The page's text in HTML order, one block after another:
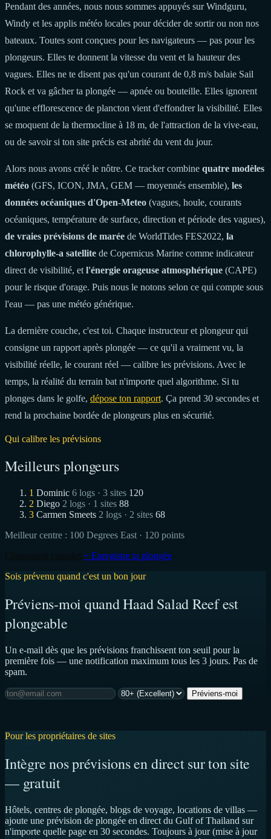
Pendant des années, nous nous sommes appuyés sur Windguru,
Windy et les applis météo locales pour décider de sortir ou non nos
bateaux. Toutes sont conçues pour les navigateurs — pas pour les
plongeurs. Elles te donnent la vitesse du vent et la hauteur des
vagues. Elles ne te disent pas qu'un courant de 0,8 m/s balaie Sail
Rock et va gâcher ta plongée — apnée ou bouteille. Elles ignorent
qu'une efflorescence de plancton vient d'effondrer la visibilité. Elles
se moquent de la thermocline à 18 m, de l'attraction de la vive-eau,
ou de savoir si ton site précis est abrité du vent du jour.
Alors nous avons créé le nôtre. Ce tracker combine quatre modèles
météo (GFS, ICON, JMA, GEM — moyennés ensemble), les
données océaniques d'Open-Meteo (vagues, houle, courants
océaniques, température de surface, direction et période des vagues),
de vraies prévisions de marée de WorldTides FES2022, la
chlorophylle-a satellite de Copernicus Marine comme indicateur
direct de visibilité, et l'énergie orageuse atmosphérique (CAPE)
pour le risque d'orage. Puis nous le notons selon ce qui compte sous
l'eau — pas une météo générique.
La dernière couche, c'est toi. Chaque instructeur et plongeur qui
consigne un rapport après plongée — ce qu'il a vraiment vu, la
visibilité réelle, le courant réel — calibre les prévisions. Avec le
temps, la réalité du terrain bat n'importe quel algorithme. Si tu
plonges dans le golfe, dépose ton rapport. Ça prend 30 secondes et
rend la prochaine bordée de plongeurs plus en sécurité.
Qui calibre les prévisions
Meilleurs plongeurs
1 Dominic 6 logs · 3 sites 120
2 Diego 2 logs · 1 sites 88
3 Carmen Smeets 2 logs · 2 sites 68
Meilleur centre : 100 Degrees East · 120 points
+ Enregistre ta plongée
Sois prévenu quand c'est un bon jour
Préviens-moi quand Haad Salad Reef est
plongeable
Un e-mail dès que les prévisions franchissent ton seuil pour la
première fois — une notification maximum tous les 3 jours. Pas de
spam.
Préviens-moi
Pour les propriétaires de sites
Intègre nos prévisions en direct sur ton site
— gratuit
Hôtels, centres de plongée, blogs de voyage, locations de villas —
ajoute une prévision de plongée en direct du Gulf of Thailand sur
n'importe quelle page en 30 secondes. Toujours à jour (mise à jour